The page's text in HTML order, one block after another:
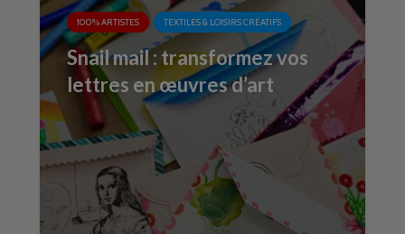
100% ARTISTES TEXTILES & LOISIRS CRÉATIFS
Snail mail : transformez vos
lettres en œuvres d’art